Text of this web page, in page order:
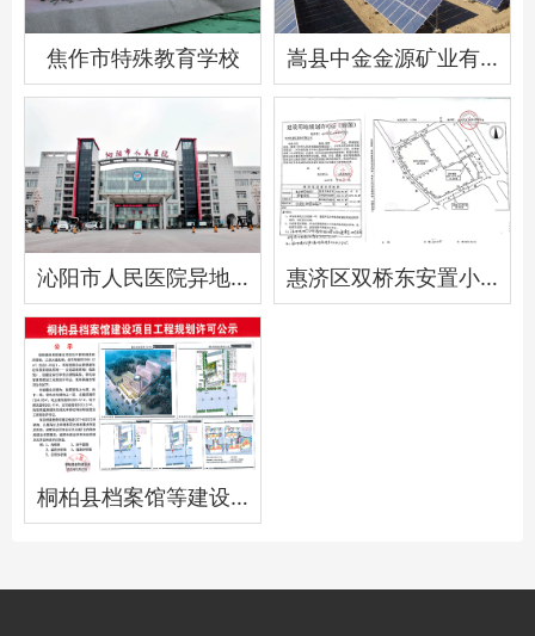
焦作市特殊教育学校 嵩县中金金源矿业有限公司分布式5.98MW光伏电站项目
沁阳市人民医院异地新建项目供配电工程 惠济区双桥东安置小区项目
桐柏县档案馆等建设项目